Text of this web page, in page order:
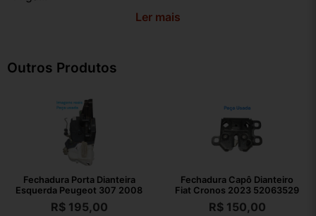
Ler mais
Outros Produtos
Fechadura Porta Dianteira
Esquerda Peugeot 307 2008
R$195,00
Fechadura Capô Dianteiro
Fiat Cronos 2023 52063529
R$150,00